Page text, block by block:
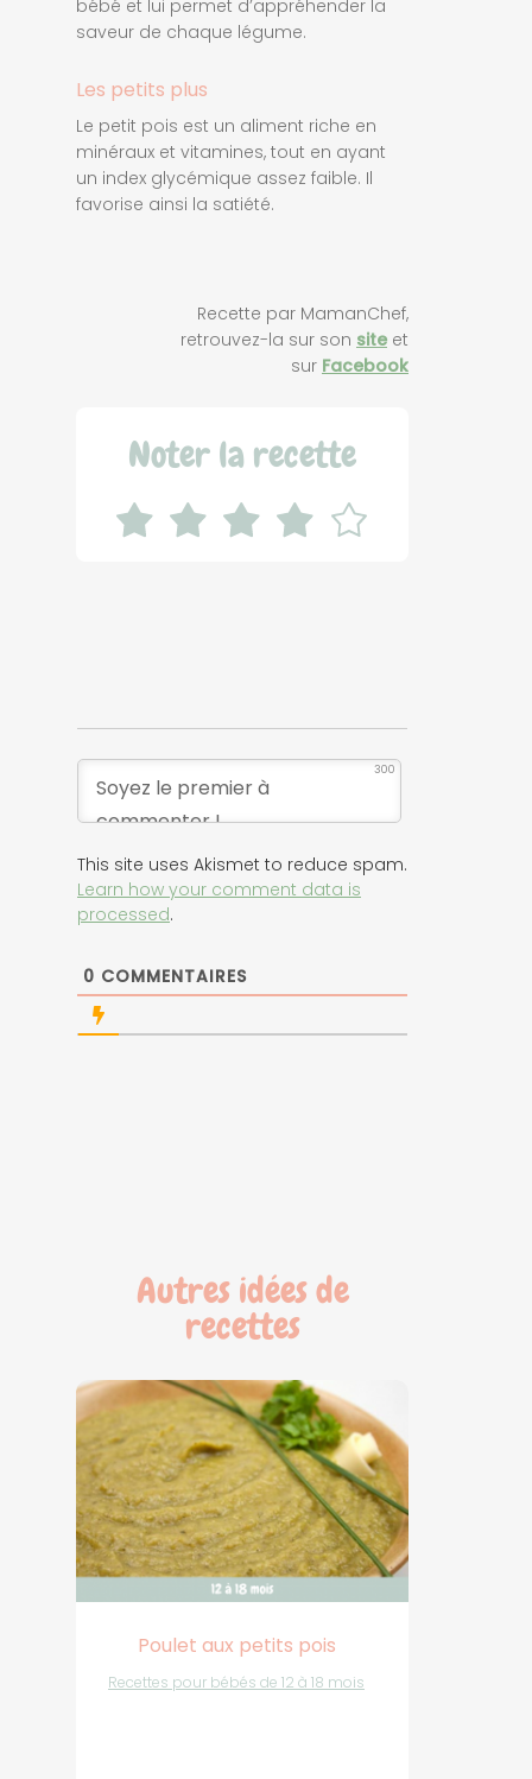
bébé et lui permet d’appréhender la
saveur de chaque légume.
Les petits plus
Le petit pois est un aliment riche en
minéraux et vitamines, tout en ayant
un index glycémique assez faible. Il
favorise ainsi la satiété.
Recette par MamanChef,
retrouvez-la sur son site et
sur Facebook
Noter la recette
300
This site uses Akismet to reduce spam.
Learn how your comment data is
processed.
0 COMMENTAIRES
Autres idées de
recettes
Poulet aux petits pois
Recettes pour bébés de 12 à 18 mois